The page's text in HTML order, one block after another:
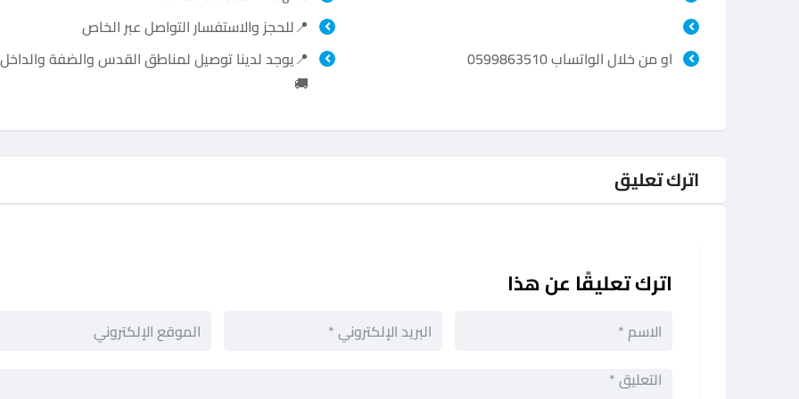
📍للحجز والاستفسار التواصل عبر الخاص
او من خلال الواتساب 0599863510
📍يوجد لدينا توصيل لمناطق القدس والضفة
🚚
اترك تعليق
اترك تعليقًا عن هذا